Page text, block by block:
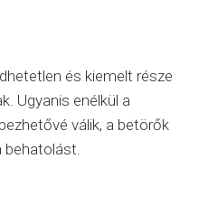
és kiemelt része
Ugyanis enélkül a
válik, a betörők
behatolást.